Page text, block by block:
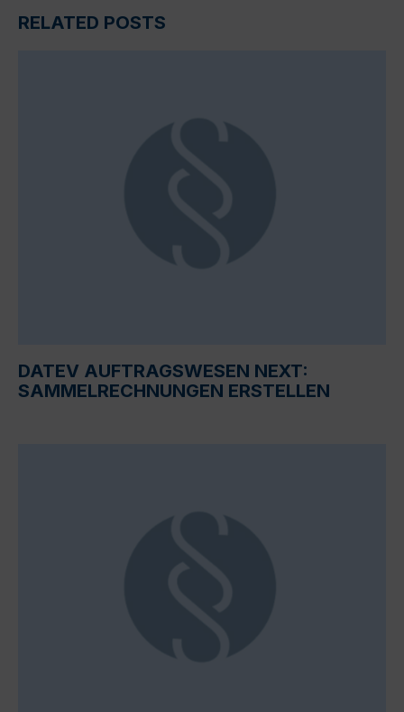
RELATED POSTS
DATEV AUFTRAGSWESEN NEXT:
SAMMELRECHNUNGEN ERSTELLEN